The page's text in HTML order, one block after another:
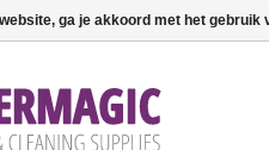
ga je akkoord met het